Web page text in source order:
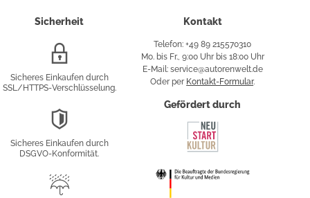
Sicherheit
Verschlüsselung
Sicheres Einkaufen durch
SSL/HTTPS-Verschlüsselung.
Sicheres Einkaufen durch
DSGVO-Konformität.
Kontakt
Telefon: +49 89 215570310
Mo. bis Fr., 9:00 Uhr bis 18:00 Uhr
E-Mail: service@autorenwelt.de
Oder per Kontakt-Formular.
Gefördert durch